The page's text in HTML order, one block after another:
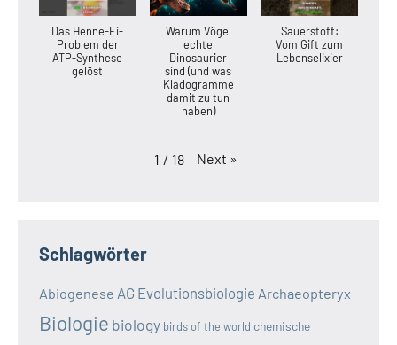
Das Henne-Ei-
Problem der
ATP-Synthese
gelöst
Warum Vögel
echte
Dinosaurier
sind (und was
Kladogramme
damit zu tun
haben)
Sauerstoff:
Vom Gift zum
Lebenselixier
1 / 18 Next »
Schlagwörter
Abiogenese AG Evolutionsbiologie Archaeopteryx
Biologie biology birds of the world chemische